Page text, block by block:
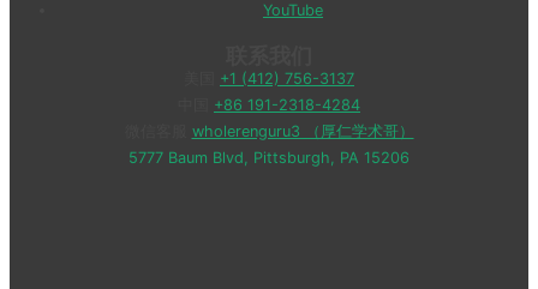
YouTube
+1 (412) 756-3137
+86 191-2318-4284
wholerenguru3 （厚仁学术哥）
5777 Baum Blvd, Pittsburgh, PA 15206